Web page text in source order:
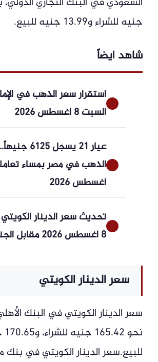
جنيه للشراء و13.99 جنيه للبيع.
شاهد ايضاً
استقرار سعر الذهب في
السبت 8 أغسطس 2026
عيار 21 يسجل
أغسطس 2026
تحديث سعر الدينار
8 أغسطس 2026 مقابل الجنيه
سعر الدينار الكويتي
سعر الدينار الكويتي في البنك
للبيع.سعر الدينار الكويتي في بنك